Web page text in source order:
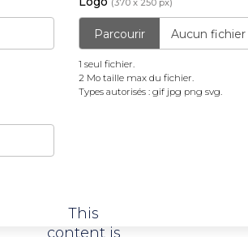
:
png
svg.
Types
autorisés
gif
jpg
du
fichier.
Types
autorisés
taille
max
du
fichier.
Types
svg.
(370 x 250 px)
Parcourir Aucun fichier
1 seul fichier.
2 Mo taille max du fichier.
Types autorisés : gif jpg png svg.
This
content is